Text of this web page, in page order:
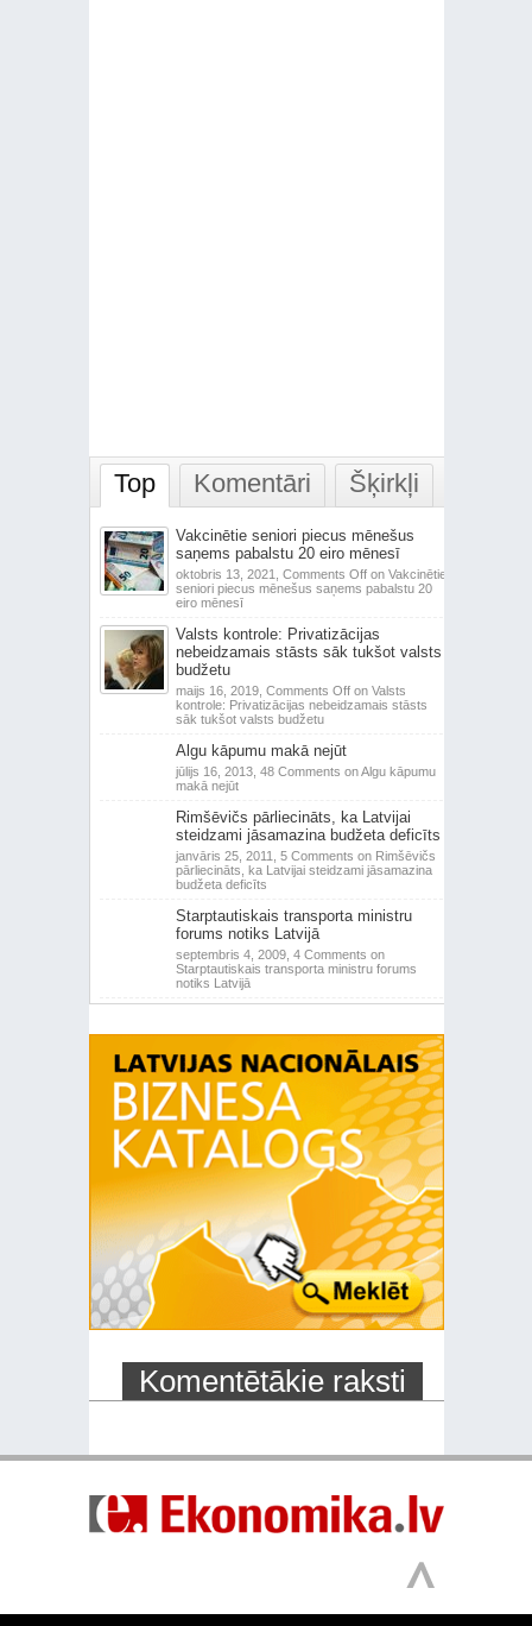
Top Komentāri Šķirkļi
Vakcinētie seniori piecus mēnešus
saņems pabalstu 20 eiro mēnesī
oktobris 13, 2021, Comments Offon Vakcinētie
seniori piecus mēnešus saņems pabalstu 20
eiro mēnesī
Valsts kontrole: Privatizācijas
nebeidzamais stāsts sāk tukšot valsts
budžetu
maijs 16, 2019, Comments Offon Valsts
kontrole: Privatizācijas nebeidzamais stāsts
sāk tukšot valsts budžetu
Algu kāpumu makā nejūt
jūlijs 16, 2013, 48 Comments on Algu kāpumu
makā nejūt
Rimšēvičs pārliecināts, ka Latvijai
steidzami jāsamazina budžeta deficīts
janvāris 25, 2011, 5 Comments on Rimšēvičs
pārliecināts, ka Latvijai steidzami jāsamazina
budžeta deficīts
Starptautiskais transporta ministru
forums notiks Latvijā
septembris 4, 2009, 4 Comments on
Starptautiskais transporta ministru forums
notiks Latvijā
Komentētākie raksti